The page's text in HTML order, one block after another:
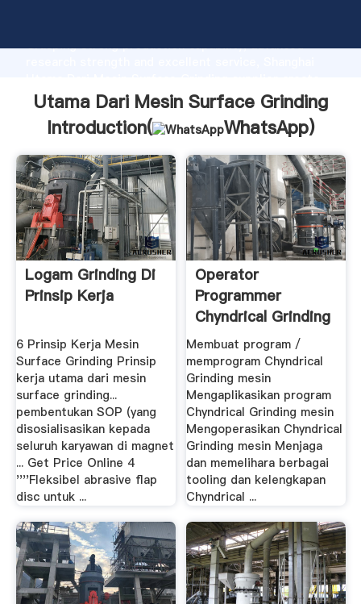
Grasping strong production capability, advanced
the value and bring values to all of customers.
Utama Dari Mesin Surface Grinding
Introduction(
WhatsApp)
Logam Grinding Di
Prinsip Kerja
6 Prinsip Kerja Mesin
Surface Grinding Prinsip
kerja utama dari mesin
surface grinding...
pembentukan SOP (yang
disosialisasikan kepada
seluruh karyawan di magnet
... Get Price Online 4
''''Fleksibel abrasive flap
disc untuk ...
Operator
Programmer
Chyndrical Grinding
Surface Grinding
Membuat program /
memprogram Chyndrical
Grinding mesin
Mengaplikasikan program
Chyndrical Grinding mesin
Mengoperasikan Chyndrical
Grinding mesin Menjaga
dan memelihara berbagai
tooling dan kelengkapan
Chyndrical ...